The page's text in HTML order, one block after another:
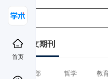
首页
中文期刊
全部 哲学 教